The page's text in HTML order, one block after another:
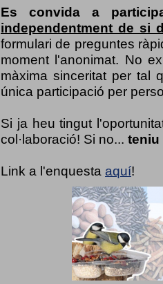
Es convida a
independentment de si
formulari de preguntes
moment l'anonimat. No
màxima sinceritat per tal
única participació per
Si ja heu tingut
col·laboració! Si no... teniu
Link a l'enquesta aquí!